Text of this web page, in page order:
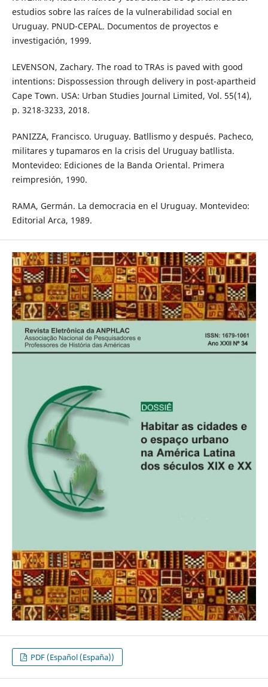
estudios sobre las raíces de la vulnerabilidad social en
Uruguay. PNUD-CEPAL. Documentos de proyectos e
investigación, 1999.
LEVENSON, Zachary. The road to TRAs is paved with good
intentions: Dispossession through delivery in post-apartheid
Cape Town. USA: Urban Studies Journal Limited, Vol. 55(14),
p. 3218-3233, 2018.
PANIZZA, Francisco. Uruguay. Batllismo y después. Pacheco,
militares y tupamaros en la crisis del Uruguay batllista.
Montevideo: Ediciones de la Banda Oriental. Primera
reimpresión, 1990.
RAMA, Germán. La democracia en el Uruguay. Montevideo:
Editorial Arca, 1989.
PDF (Español (España))